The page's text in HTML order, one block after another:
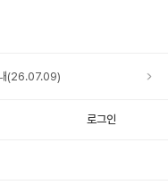
(26.07.09)
로그인